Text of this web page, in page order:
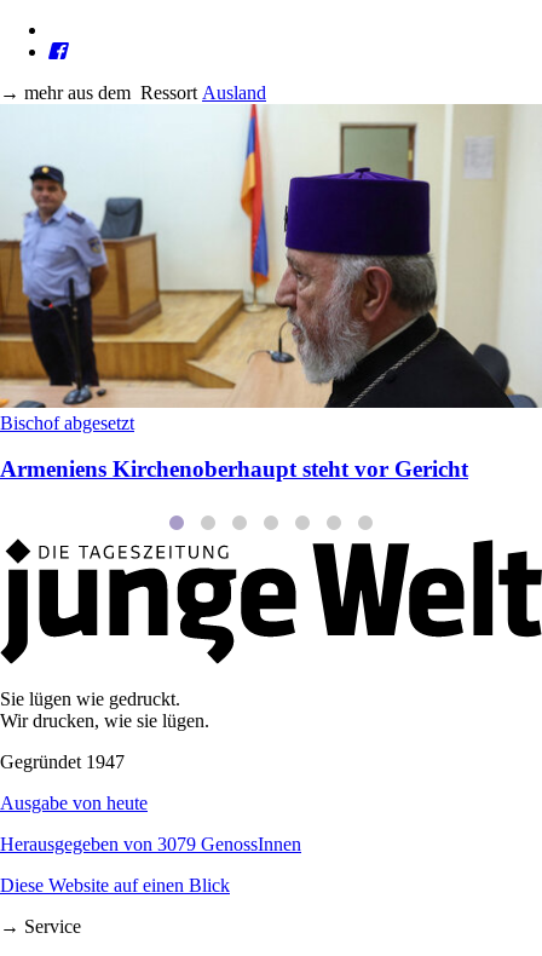
→ mehr aus dem Ressort Ausland
Bischof abgesetzt
Armeniens Kirchenoberhaupt steht vor Gericht
Sie lügen wie gedruckt.
Wir drucken, wie sie lügen.
Gegründet 1947
Ausgabe von heute
Herausgegeben von 3079 GenossInnen
Diese Website auf einen Blick
→ Service